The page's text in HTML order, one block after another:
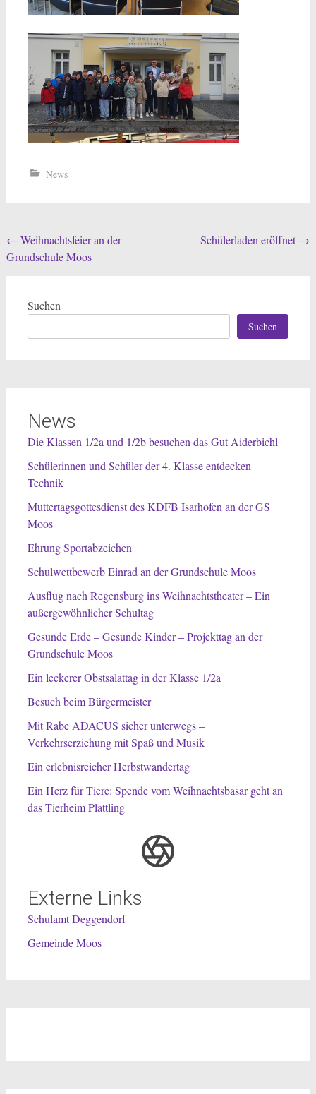
News
Beitragsnavigation
← Weihnachtsfeier an der
Grundschule Moos
Schülerladen eröffnet →
Suchen
Suchen
News
Die Klassen 1/2a und 1/2b besuchen das Gut Aiderbichl
Schülerinnen und Schüler der 4. Klasse entdecken
Technik
Muttertagsgottesdienst des KDFB Isarhofen an der GS
Moos
Ehrung Sportabzeichen
Schulwettbewerb Einrad an der Grundschule Moos
Ausflug nach Regensburg ins Weihnachtstheater – Ein
außergewöhnlicher Schultag
Gesunde Erde – Gesunde Kinder – Projekttag an der
Grundschule Moos
Ein leckerer Obstsalattag in der Klasse 1/2a
Besuch beim Bürgermeister
Mit Rabe ADACUS sicher unterwegs –
Verkehrserziehung mit Spaß und Musik
Ein erlebnisreicher Herbstwandertag
Ein Herz für Tiere: Spende vom Weihnachtsbasar geht an
das Tierheim Plattling
Externe Links
Schulamt Deggendorf
Gemeinde Moos